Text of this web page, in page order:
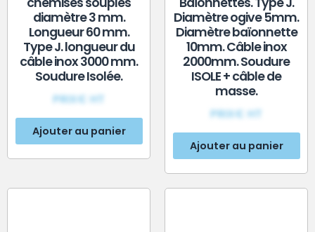
diamètre 3 mm.
Longueur 60 mm.
Type J. longueur du
câble inox 3000 mm.
Soudure Isolée.
PRIX€ HT
Ajouter au panier
Diamètre ogive 5mm.
Diamètre baïonnette
10mm. Câble inox
2000mm. Soudure
ISOLE + câble de
masse.
PRIX€ HT
Ajouter au panier